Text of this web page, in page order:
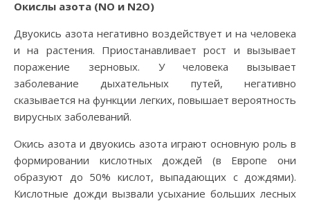
Окислы азота (NO и N2O)
Двуокись азота негативно воздействует и на человека
и на растения. Приостанавливает рост и вызывает
поражение зерновых. У человека вызывает
заболевание дыхательных путей, негативно
сказывается на функции легких, повышает вероятность
вирусных заболеваний.
Окись азота и двуокись азота играют основную роль в
формировании кислотных дождей (в Европе они
образуют до 50% кислот, выпадающих с дождями).
Кислотные дожди вызвали усыхание больших лесных